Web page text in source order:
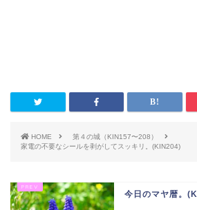
HOME
第４の城（KIN157〜208）
家電の不要なシールを剥がしてスッキリ。(KIN204)
今日のマヤ暦。